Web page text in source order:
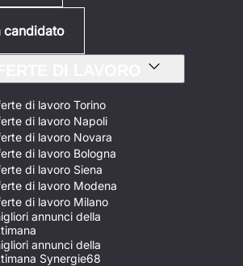
candidato
di lavoro Torino
di lavoro Napoli
di lavoro Novara
di lavoro Bologna
di lavoro Siena
di lavoro Modena
di lavoro Milano
annunci della
annunci della
Synergie68